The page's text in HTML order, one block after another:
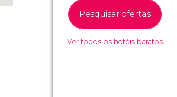
Pesquisar ofertas
Ver todos os hotéis baratos